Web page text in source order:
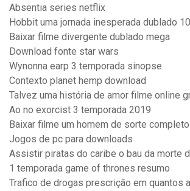
Absentia series netflix
Hobbit uma jornada inesperada dublado
Baixar filme divergente dublado mega
Download fonte star wars
Wynonna earp 3 temporada sinopse
Contexto planet hemp download
Talvez uma história de amor filme online
Ao no exorcist 3 temporada 2019
Baixar filme um homem de sorte
Jogos de pc para downloads
Assistir piratas do caribe o bau da morte
1 temporada game of thrones resumo
Trafico de drogas prescrição em quantos